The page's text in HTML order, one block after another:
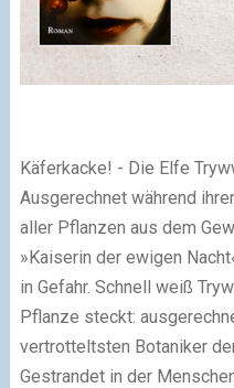
Käferkacke! - Die Elfe
Ausgerechnet während
aller Pflanzen aus dem
»Kaiserin der ewigen
in Gefahr. Schnell weiß
Pflanze steckt:
vertrotteltsten Botaniker
Gestrandet in der